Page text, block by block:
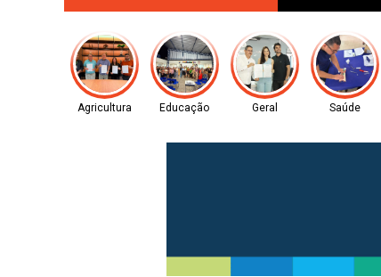
Agricultura Educação Geral Saúde